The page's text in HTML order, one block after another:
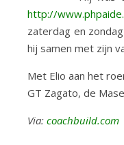
http://
zaterdag en
hij samen met zijn
Met Elio aan het
GT Zagato, de
Via: coachbuild.com